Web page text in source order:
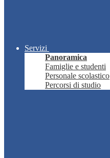
Servizi
Panoramica
Famiglie e studenti
Personale scolastico
Percorsi di studio